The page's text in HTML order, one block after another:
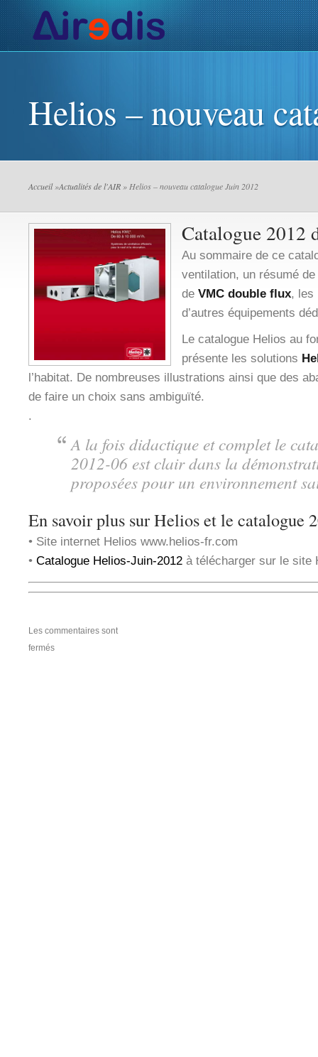
Helios – nouveau
Accueil»Actualités de l'AIR » Helios – nouveau catalogue Juin 2012
Catalogue 2012
Au sommaire de ce
ventilation, un résumé
de VMC double flux, les
d’autres équipements
Le catalogue Helios au
présente les solutions
l’habitat. De nombreuses illustrations ainsi que des
de faire un choix sans ambiguïté.
.
A la fois didactique et complet le
2012-06 est clair dans la
proposées pour un environnement
En savoir plus sur Helios et le catalogue
• Site internet Helios www.helios-fr.com
• Catalogue Helios-Juin-2012 à télécharger sur le site
Les commentaires sont
fermés